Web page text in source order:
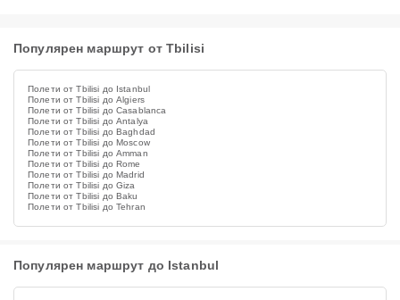
Популярен маршрут от Tbilisi
Полети от Tbilisi до Istanbul
Полети от Tbilisi до Algiers
Полети от Tbilisi до Casablanca
Полети от Tbilisi до Antalya
Полети от Tbilisi до Baghdad
Полети от Tbilisi до Moscow
Полети от Tbilisi до Amman
Полети от Tbilisi до Rome
Полети от Tbilisi до Madrid
Полети от Tbilisi до Giza
Полети от Tbilisi до Baku
Полети от Tbilisi до Tehran
Популярен маршрут до Istanbul